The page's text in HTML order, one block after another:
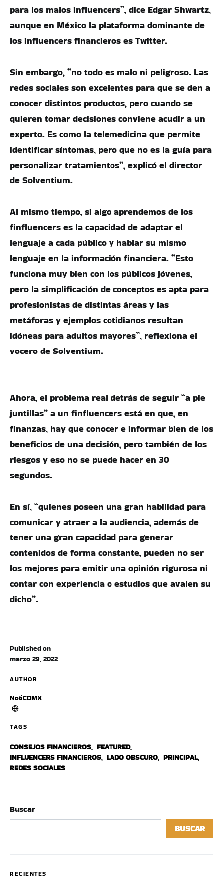
Published on
marzo 29, 2022
AUTHOR
NotiCDMX
TAGS
CONSEJOS FINANCIEROS, FEATURED,
INFLUENCERS FINANCIEROS, LADO OBSCURO, PRINCIPAL,
REDES SOCIALES
para los malos influencers”, dice Edgar Shwartz,
aunque en México la plataforma dominante de
los influencers financieros es Twitter.
Sin embargo, “no todo es malo ni peligroso. Las
redes sociales son excelentes para que se den a
conocer distintos productos, pero cuando se
quieren tomar decisiones conviene acudir a un
experto. Es como la telemedicina que permite
identificar síntomas, pero que no es la guía para
personalizar tratamientos”, explicó el director
de Solventium.
Al mismo tiempo, si algo aprendemos de los
finfluencers es la capacidad de adaptar el
lenguaje a cada público y hablar su mismo
lenguaje en la información financiera. “Esto
funciona muy bien con los públicos jóvenes,
pero la simplificación de conceptos es apta para
profesionistas de distintas áreas y las
metáforas y ejemplos cotidianos resultan
idóneas para adultos mayores”, reflexiona el
vocero de Solventium.
Ahora, el problema real detrás de seguir “a pie
juntillas” a un finfluencers está en que, en
finanzas, hay que conocer e informar bien de los
beneficios de una decisión, pero también de los
riesgos y eso no se puede hacer en 30
segundos.
En sí, “quienes poseen una gran habilidad para
comunicar y atraer a la audiencia, además de
tener una gran capacidad para generar
contenidos de forma constante, pueden no ser
los mejores para emitir una opinión rigurosa ni
contar con experiencia o estudios que avalen su
dicho”.
Buscar
BUSCAR
RECIENTES